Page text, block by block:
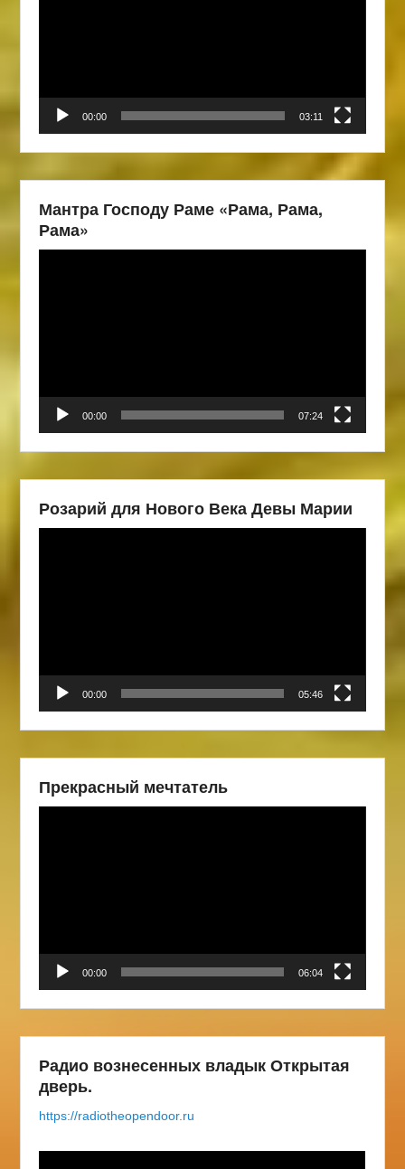
00:00 03:11
Мантра Господу Раме «Рама, Рама,
Рама»
00:00 07:24
Розарий для Нового Века Девы Марии
00:00 05:46
Прекрасный мечтатель
00:00 06:04
Радио вознесенных владык Открытая
дверь.
https://radiotheopendoor.ru